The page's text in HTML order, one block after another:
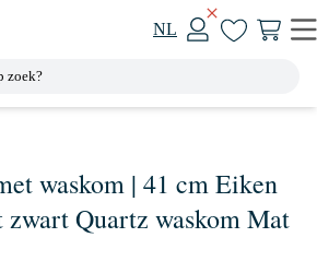
NL
waskom | 41 cm Eiken
Quartz waskom Mat